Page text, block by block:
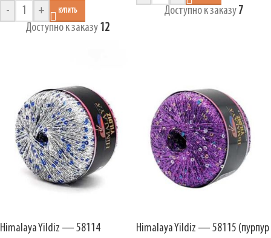
- + КУПИТЬ
Доступно к заказу 12
Доступно к заказу 7
Himalaya Yildiz — 58114
Himalaya Yildiz — 58115 (пурпур